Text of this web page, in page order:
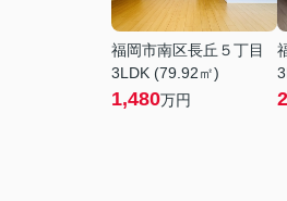
福岡市南区長丘５丁目
3LDK (79.92㎡)
1,480万円